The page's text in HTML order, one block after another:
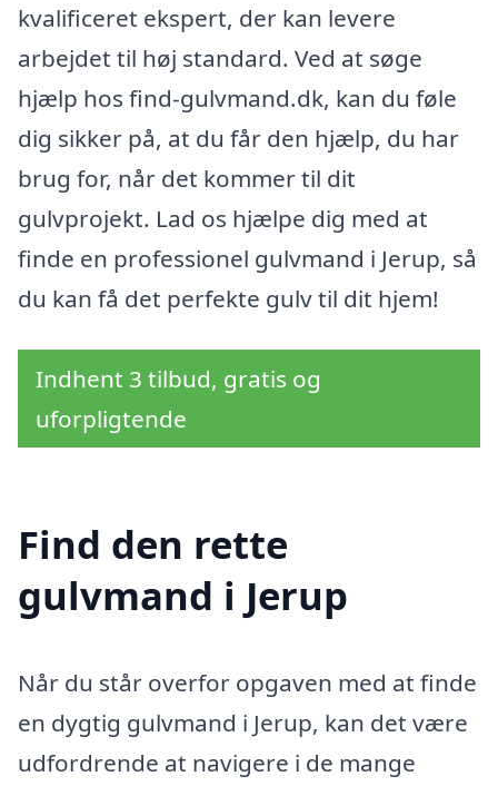
kvalificeret ekspert, der kan levere
arbejdet til høj standard. Ved at søge
hjælp hos find-gulvmand.dk, kan du føle
dig sikker på, at du får den hjælp, du har
brug for, når det kommer til dit
gulvprojekt. Lad os hjælpe dig med at
finde en professionel gulvmand i Jerup, så
du kan få det perfekte gulv til dit hjem!
Indhent 3 tilbud, gratis og
uforpligtende
Find den rette
gulvmand i Jerup
Når du står overfor opgaven med at finde
en dygtig gulvmand i Jerup, kan det være
udfordrende at navigere i de mange